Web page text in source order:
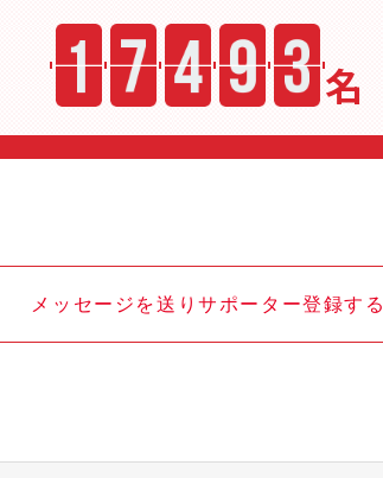
名
メッセージを送りサポーター登録する